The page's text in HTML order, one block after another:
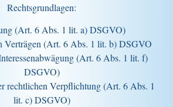
Rechtsgrundlagen:
(Art. 6 Abs. 1 lit. a) DSGVO)
Verträgen (Art. 6 Abs. 1 lit. b) DSGVO
(Art. 6 Abs. 1 lit. f)
DSGVO)
rechtlichen Verpflichtung (Art. 6 Abs. 1
lit. c) DSGVO)